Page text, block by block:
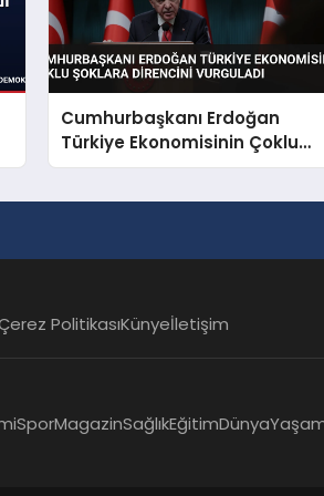
Cumhurbaşkanı Erdoğan
Türkiye Ekonomisinin Çoklu
Şoklara Direncini Vurguladı
PolitikasıKünyeİletişim
SporMagazinSağlıkEğitimDünya